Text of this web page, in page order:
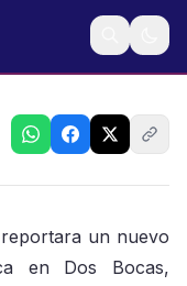
ningún
un nuevo
en Dos Bocas,